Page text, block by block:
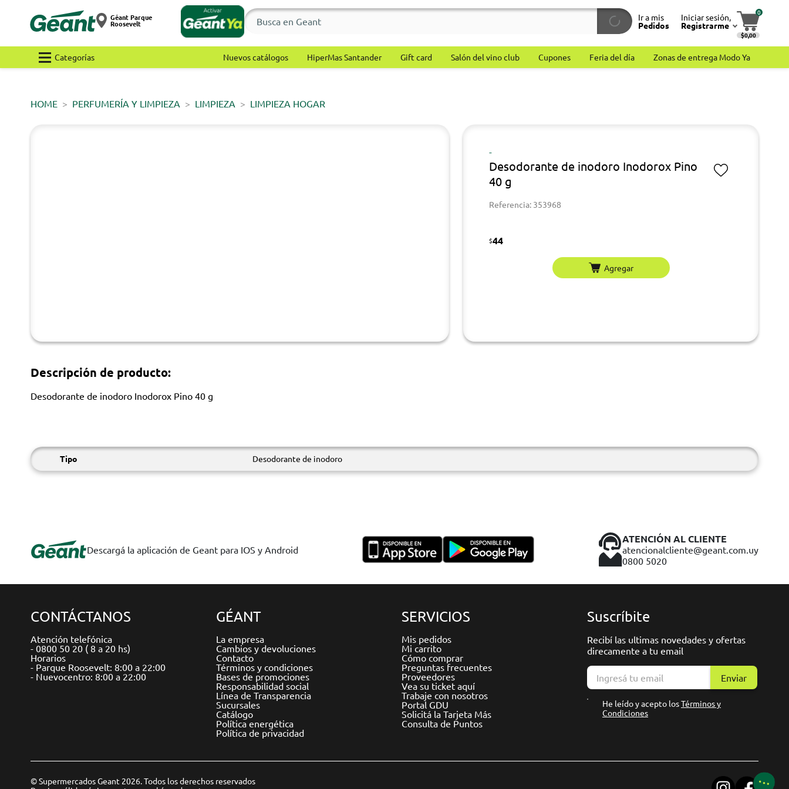
Géant Parque
Roosevelt
Ir a mis
Pedidos
Iniciar sesión,
Registrarme
0
$0,00
Categorías Nuevos catálogos HiperMas Santander Gift card Salón del vino club Cupones Feria del día Zonas de entrega Modo Ya
HOME PERFUMERÍA Y LIMPIEZA LIMPIEZA LIMPIEZA HOGAR
-
Desodorante de inodoro Inodorox Pino
40 g
Referencia: 353968
$44
Agregar
Descripción de producto:
Desodorante de inodoro Inodorox Pino 40 g
Tipo Desodorante de inodoro
Descargá la aplicación de Geant para IOS y Android
ATENCIÓN AL CLIENTE
atencionalcliente@geant.com.uy
0800 5020
CONTÁCTANOS
Atención telefónica
- 0800 50 20 ( 8 a 20 hs)
Horarios
- Parque Roosevelt: 8:00 a 22:00
- Nuevocentro: 8:00 a 22:00
GÉANT
La empresa
Cambios y devoluciones
Contacto
Términos y condiciones
Bases de promociones
Responsabilidad social
Línea de Transparencia
Sucursales
Catálogo
Política energética
Política de privacidad
SERVICIOS
Mis pedidos
Mi carrito
Cómo comprar
Preguntas frecuentes
Proveedores
Vea su ticket aquí
Trabaje con nosotros
Portal GDU
Solicitá la Tarjeta Más
Consulta de Puntos
Suscríbite
Recibí las ultimas novedades y ofertas
direcamente a tu email
Enviar
He leído y acepto losTérminos y
Condiciones
© Supermercados Geant 2026. Todos los derechos reservados